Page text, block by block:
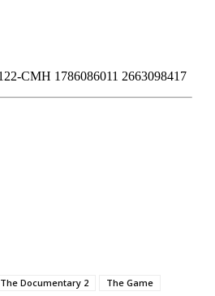
The Documentary 2 The Game